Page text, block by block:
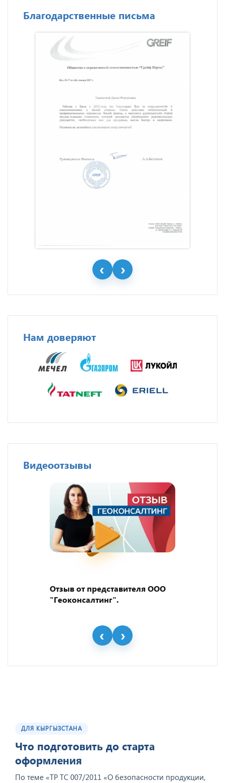
Благодарственные письма
Нам доверяют
Видеоотзывы
Отзыв от представителя ООО
"Геоконсалтинг".
ДЛЯ КЫРГЫЗСТАНА
Что подготовить до старта
оформления
По теме «ТР ТС 007/2011 «О безопасности продукции,